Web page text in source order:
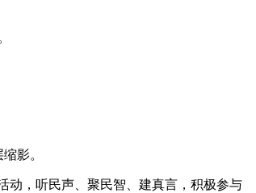
影。
，听民声、聚民智、建真言，积极参与